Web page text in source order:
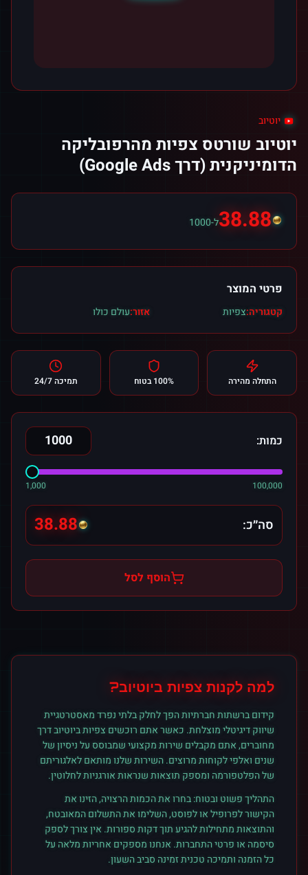
יוטיוב
יוטיוב שורטס צפיות מהרפובליקה
הדומיניקנית (דרך Google Ads)
38.88ל-1000
פרטי המוצר
קטגוריה:צפיות אזור:עולם כולו
התחלה מהירה 100% בטוח תמיכה 24/7
כמות:
1,000 100,000
סה״כ: 38.88
הוסף לסל
למה לקנות צפיות ביוטיוב?
קידום ברשתות חברתיות הפך לחלק בלתי נפרד מאסטרטגיית
שיווק דיגיטלי מוצלחת. כאשר אתם רוכשים צפיותביוטיובדרך
מחוברים, אתם מקבלים שירות מקצועי שמבוסס על ניסיון של
שנים ואלפי לקוחות מרוצים. השירות שלנו מותאם לאלגוריתם
של הפלטפורמה ומספק תוצאות שנראות אורגניות לחלוטין.
התהליך פשוט ובטוח: בחרו את הכמות הרצויה, הזינו את
הקישור לפרופיל או לפוסט, השלימו את התשלום המאובטח,
והתוצאות מתחילות להגיע תוך דקות ספורות. אין צורך לספק
סיסמה או פרטי התחברות. אנחנו מספקים אחריות מלאה על
כל הזמנה ותמיכה טכנית זמינה סביב השעון.